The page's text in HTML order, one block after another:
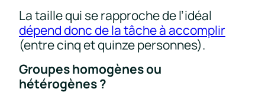
La taille qui se rapproche de l’idéal
dépend donc de la tâche à accomplir
(entre cinq et quinze personnes).
Groupes homogènes ou
hétérogènes ?